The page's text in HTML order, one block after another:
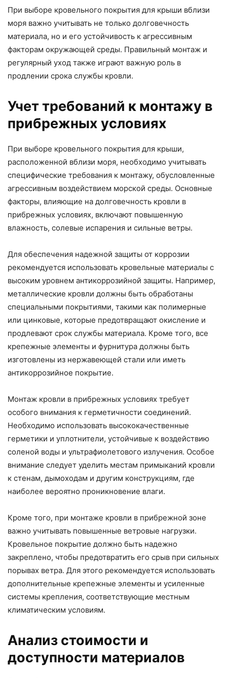
При выборе кровельного покрытия для крыши вблизи
моря важно учитывать не только долговечность
материала, но и его устойчивость к агрессивным
факторам окружающей среды. Правильный монтаж и
регулярный уход также играют важную роль в
продлении срока службы кровли.
Учет требований к монтажу в
прибрежных условиях
При выборе кровельного покрытия для крыши,
расположенной вблизи моря, необходимо учитывать
специфические требования к монтажу, обусловленные
агрессивным воздействием морской среды. Основные
факторы, влияющие на долговечность кровли в
прибрежных условиях, включают повышенную
влажность, солевые испарения и сильные ветры.
Для обеспечения надежной защиты от коррозии
рекомендуется использовать кровельные материалы с
высоким уровнем антикоррозийной защиты. Например,
металлические кровли должны быть обработаны
специальными покрытиями, такими как полимерные
или цинковые, которые предотвращают окисление и
продлевают срок службы материала. Кроме того, все
крепежные элементы и фурнитура должны быть
изготовлены из нержавеющей стали или иметь
антикоррозийное покрытие.
Монтаж кровли в прибрежных условиях требует
особого внимания к герметичности соединений.
Необходимо использовать высококачественные
герметики и уплотнители, устойчивые к воздействию
соленой воды и ультрафиолетового излучения. Особое
внимание следует уделить местам примыканий кровли
к стенам, дымоходам и другим конструкциям, где
наиболее вероятно проникновение влаги.
Кроме того, при монтаже кровли в прибрежной зоне
важно учитывать повышенные ветровые нагрузки.
Кровельное покрытие должно быть надежно
закреплено, чтобы предотвратить его срыв при сильных
порывах ветра. Для этого рекомендуется использовать
дополнительные крепежные элементы и усиленные
системы крепления, соответствующие местным
климатическим условиям.
Анализ стоимости и
доступности материалов